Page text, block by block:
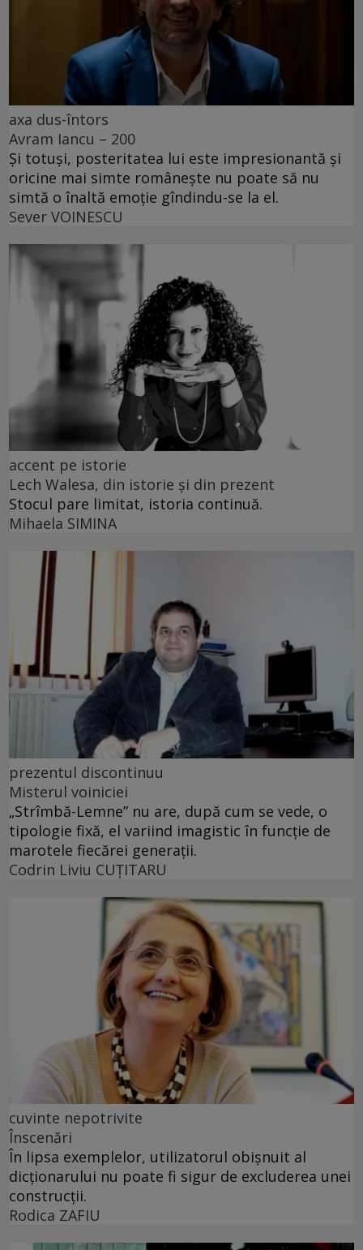
axa dus-întors
Avram Iancu – 200
Și totuși, posteritatea lui este impresionantă și
oricine mai simte românește nu poate să nu
simtă o înaltă emoție gîndindu-se la el.
Sever VOINESCU
accent pe istorie
Lech Walesa, din istorie și din prezent
Stocul pare limitat, istoria continuă.
Mihaela SIMINA
prezentul discontinuu
Misterul voiniciei
„Strîmbă-Lemne” nu are, după cum se vede, o
tipologie fixă, el variind imagistic în funcţie de
marotele fiecărei generaţii.
Codrin Liviu CUŢITARU
cuvinte nepotrivite
Înscenări
În lipsa exemplelor, utilizatorul obișnuit al
dicționarului nu poate fi sigur de excluderea unei
construcții.
Rodica ZAFIU